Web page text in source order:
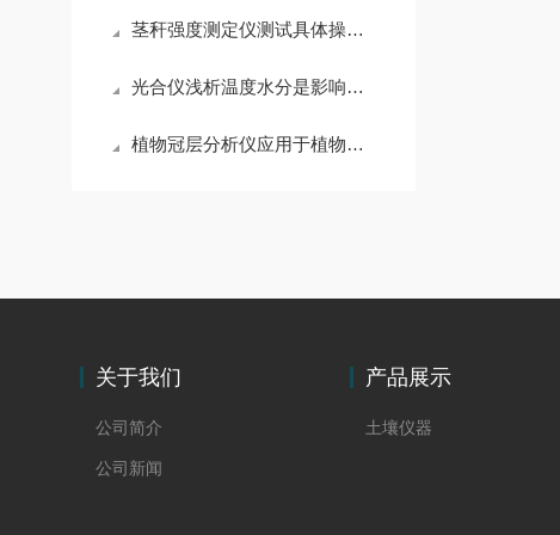
茎秆强度测定仪测试具体操作步骤
光合仪浅析温度水分是影响光合作用的主要原因
植物冠层分析仪应用于植物群体冠层受光状况的测量分析
关于我们
公司简介
公司新闻
产品展示
土壤仪器